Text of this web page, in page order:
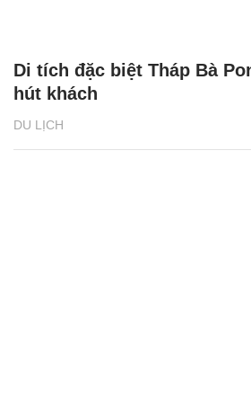
DU LỊCH
Di tích đặc biệt Tháp Bà
hút khách